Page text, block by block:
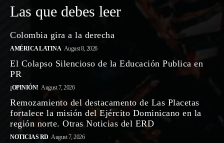
Las que debes leer
Colombia gira a la derecha
AMÉRICA LATINA August 8, 2026
El Colapso Silencioso de la Educación Publica en
PR
¡OPINIÓN! August 7, 2026
Remozamiento del destacamento de Las Placetas
fortalece la misión del Ejército Dominicano en la
región norte. Otras Noticias del ERD
NOTICIAS RD August 7, 2026